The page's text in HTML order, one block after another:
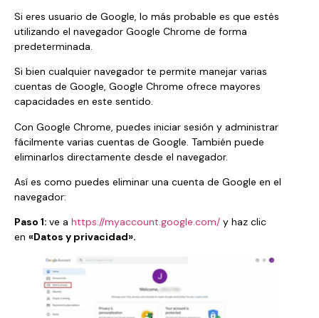
Si eres usuario de Google, lo más probable es que estés
utilizando el navegador Google Chrome de forma
predeterminada.
Si bien cualquier navegador te permite manejar varias
cuentas de Google, Google Chrome ofrece mayores
capacidades en este sentido.
Con Google Chrome, puedes iniciar sesión y administrar
fácilmente varias cuentas de Google. También puede
eliminarlos directamente desde el navegador.
Así es como puedes eliminar una cuenta de Google en el
navegador:
Paso 1: ve a https://myaccount.google.com/ y haz clic
en «Datos y privacidad».